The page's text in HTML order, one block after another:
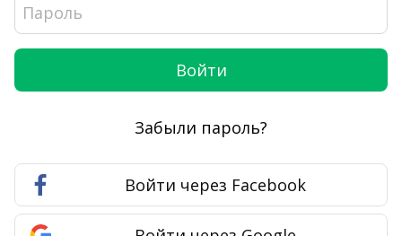
Войти
Забыли пароль?
Войти через Facebook